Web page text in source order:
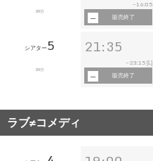
89分
~16:05
販売終了
シアター5
89分
21:35
~ 23:15 [L]
販売終了
ラブ≠コメディ